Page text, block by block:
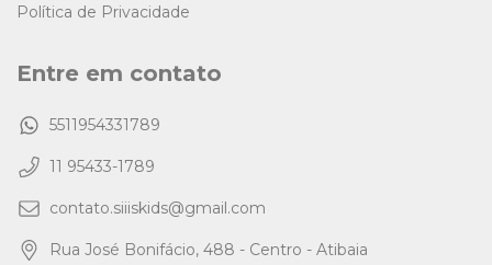
Política de Privacidade
Entre em contato
5511954331789
11 95433-1789
contato.siiiskids@gmail.com
Rua José Bonifácio, 488 - Centro - Atibaia